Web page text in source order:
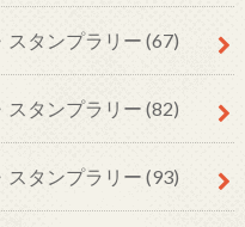
スタンプラリー (67)
スタンプラリー (82)
スタンプラリー (93)